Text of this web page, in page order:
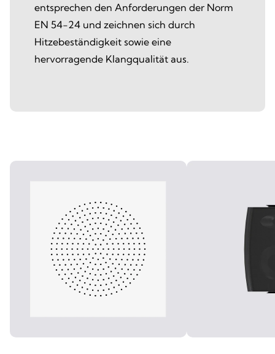
entsprechen den Anforderungen der Norm
EN 54-24 und zeichnen sich durch
Hitzebeständigkeit sowie eine
hervorragende Klangqualität aus.